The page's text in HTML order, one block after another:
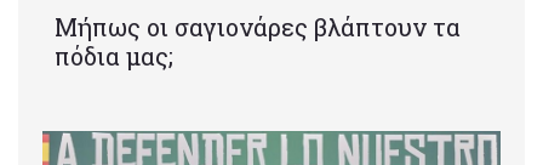
Μήπως οι σαγιονάρες βλάπτουν τα
πόδια μας;